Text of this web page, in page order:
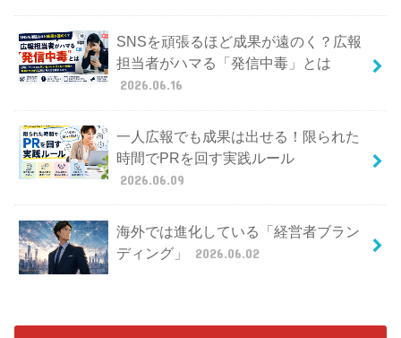
SNSを頑張るほど成果が遠のく？広報
担当者がハマる「発信中毒」とは
2026.06.16
一人広報でも成果は出せる！限られた
時間でPRを回す実践ルール
2026.06.09
海外では進化している「経営者ブラン
ディング」
2026.06.02